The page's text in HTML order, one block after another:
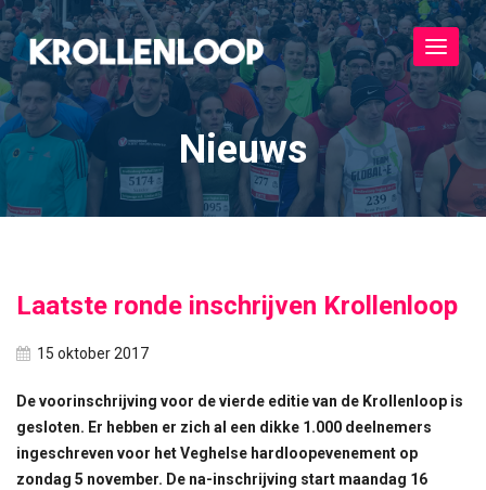
Toggle
Nieuws
Laatste ronde inschrijven Krollenloop
15 oktober 2017
De voorinschrijving voor de vierde editie van de Krollenloop is
gesloten. Er hebben er zich al een dikke 1.000 deelnemers
ingeschreven voor het Veghelse hardloopevenement op
zondag 5 november. De na-inschrijving start maandag 16